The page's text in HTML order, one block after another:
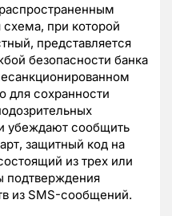
при которой
представляется
безопасности банка
для сохранности
убеждают сообщить
защитный код на
из трех или
подтверждения
из SMS-сообщений.